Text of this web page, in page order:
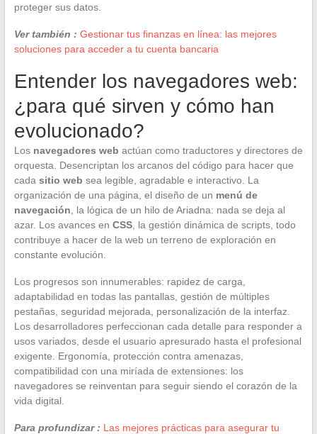
proteger sus datos.
Ver también : Gestionar tus finanzas en línea: las mejores
soluciones para acceder a tu cuenta bancaria
Entender los navegadores web:
¿para qué sirven y cómo han
evolucionado?
Los navegadores web actúan como traductores y directores de
orquesta. Desencriptan los arcanos del código para hacer que
cada sitio web sea legible, agradable e interactivo. La
organización de una página, el diseño de un menú de
navegación , la lógica de un hilo de Ariadna: nada se deja al
azar. Los avances en CSS, la gestión dinámica de scripts, todo
contribuye a hacer de la web un terreno de exploración en
constante evolución.
Los progresos son innumerables: rapidez de carga,
adaptabilidad en todas las pantallas, gestión de múltiples
pestañas, seguridad mejorada, personalización de la interfaz.
Los desarrolladores perfeccionan cada detalle para responder a
usos variados, desde el usuario apresurado hasta el profesional
exigente. Ergonomía, protección contra amenazas,
compatibilidad con una miríada de extensiones: los
navegadores se reinventan para seguir siendo el corazón de la
vida digital.
Para profundizar : Las mejores prácticas para asegurar tu